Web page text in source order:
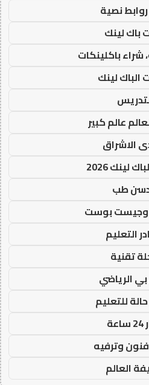
نصية
باك لينك
شراء باكلينكات
الباك لينك
عالم كبير
الاشراق
لينك 2026
طب
وجيست بوست
التعليم
تقنية
الرياضي
للتعليم
وترفيه
العالم